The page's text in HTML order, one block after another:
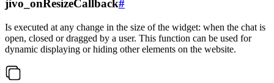
jivo_onResizeCallback#
Is executed at any change in the size of the widget: when the chat is
open, closed or dragged by a user. This function can be used for
dynamic displaying or hiding other elements on the website.